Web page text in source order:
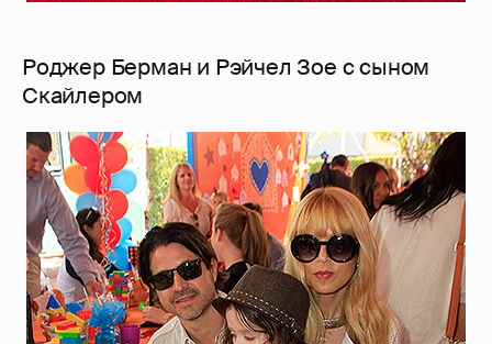
Роджер Берман и Рэйчел Зое с сыном
Скайлером